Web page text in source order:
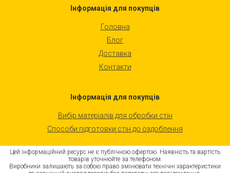
Інформація для покупців
Головна
Блог
Доставка
Контакти
Інформація для покупців
Вибір матеріалів для обробки стін
Способи підготовки стін до оздоблення
Цей інформаційний ресурс не є публічною офертою. Наявність та вартість
товарів уточнюйте за телефоном.
Виробники залишають за собою право змінювати технічні характеристики